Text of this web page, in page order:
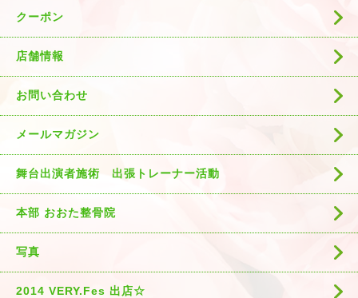
クーポン
店舗情報
お問い合わせ
メールマガジン
舞台出演者施術 出張トレーナー活動
本部 おおた整骨院
写真
2014 VERY.Fes 出店☆